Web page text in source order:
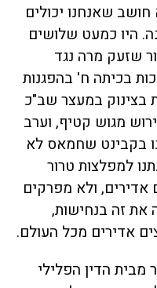
חושב שאנחנו יכולים
היו כמעט שלושים
שזעק מרה נגד
בכיתה ח' בהפגנות
בצינוק במעצר שב"כ
מגוש קטיף, וערב
בקבינט שחמאס לא
למפלצות טרור
אדירים, ולא מפרקים
את זה בנחישות,
אדירים מכל העולם.
מבית הדין הפלילי